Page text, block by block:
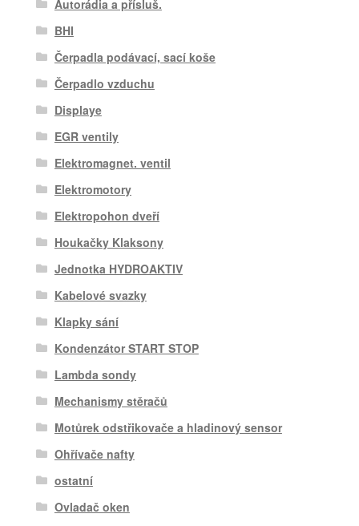
Autorádia a přísluš.
BHI
Čerpadla podávací, sací koše
Čerpadlo vzduchu
Displaye
EGR ventily
Elektromagnet. ventil
Elektromotory
Elektropohon dveří
Houkačky Klaksony
Jednotka HYDROAKTIV
Kabelové svazky
Klapky sání
Kondenzátor START STOP
Lambda sondy
Mechanismy stěračů
Motůrek odstřikovače a hladinový sensor
Ohřívače nafty
ostatní
Ovladač oken